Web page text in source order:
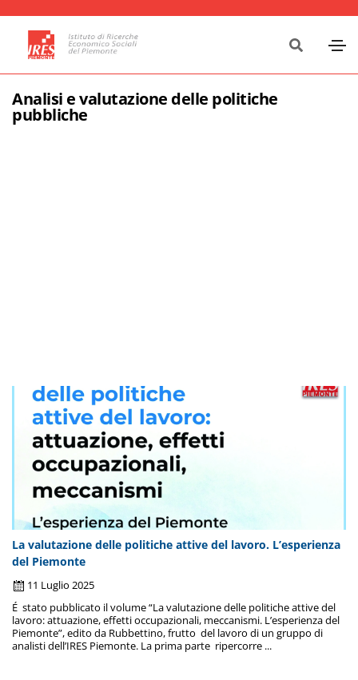
Analisi e valutazione delle politiche
pubbliche
La valutazione delle politiche attive del lavoro. L’esperienza
del Piemonte
11 Luglio 2025
É stato pubblicato il volume “La valutazione delle politiche attive del
lavoro: attuazione, effetti occupazionali, meccanismi. L’esperienza del
Piemonte”, edito da Rubbettino, frutto del lavoro di un gruppo di
analisti dell’IRES Piemonte. La prima parte ripercorre ...